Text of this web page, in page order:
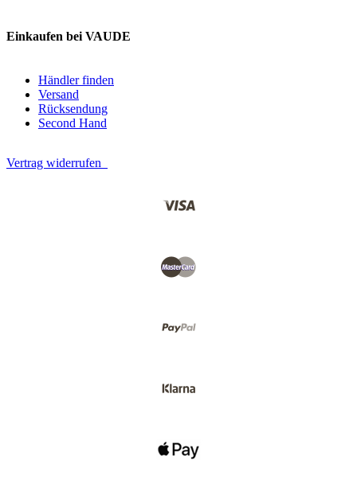
Einkaufen bei VAUDE
Händler finden
Versand
Rücksendung
Second Hand
Vertrag widerrufen